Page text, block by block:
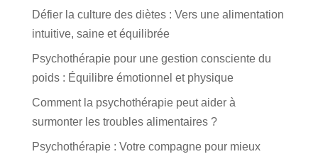
Défier la culture des diètes : Vers une alimentation
intuitive, saine et équilibrée
Psychothérapie pour une gestion consciente du
poids : Équilibre émotionnel et physique
Comment la psychothérapie peut aider à
surmonter les troubles alimentaires ?
Psychothérapie : Votre compagne pour mieux